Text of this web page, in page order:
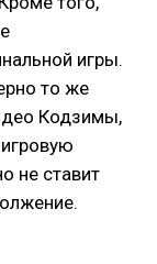
игры.
то же
Кодзимы,
не ставит